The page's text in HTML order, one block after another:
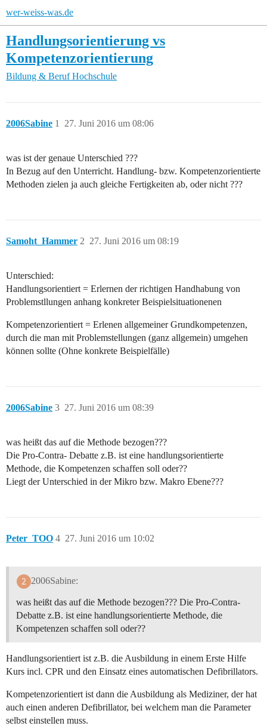
wer-weiss-was.de
Handlungsorientierung vs
Kompetenzorientierung
Bildung & Beruf Hochschule
2006Sabine 27. Juni 2016 um 08:06
1
was ist der genaue Unterschied ???
In Bezug auf den Unterricht. Handlung- bzw. Kompetenzorientierte
Methoden zielen ja auch gleiche Fertigkeiten ab, oder nicht ???
Samoht_Hammer 27. Juni 2016 um 08:19
2
Unterschied:
Handlungsorientiert = Erlernen der richtigen Handhabung von
Problemstllungen anhang konkreter Beispielsituationenen
Kompetenzorientiert = Erlenen allgemeiner Grundkompetenzen,
durch die man mit Problemstellungen (ganz allgemein) umgehen
können sollte (Ohne konkrete Beispielfälle)
2006Sabine 27. Juni 2016 um 08:39
3
was heißt das auf die Methode bezogen???
Die Pro-Contra- Debatte z.B. ist eine handlungsorientierte
Methode, die Kompetenzen schaffen soll oder??
Liegt der Unterschied in der Mikro bzw. Makro Ebene???
Peter_TOO 27. Juni 2016 um 10:02
4
2006Sabine:
was heißt das auf die Methode bezogen??? Die Pro-Contra-
Debatte z.B. ist eine handlungsorientierte Methode, die
Kompetenzen schaffen soll oder??
Handlungsorientiert ist z.B. die Ausbildung in einem Erste Hilfe
Kurs incl. CPR und den Einsatz eines automatischen Defibrillators.
Kompetenzorientiert ist dann die Ausbildung als Mediziner, der hat
auch einen anderen Defibrillator, bei welchem man die Parameter
selbst einstellen muss.